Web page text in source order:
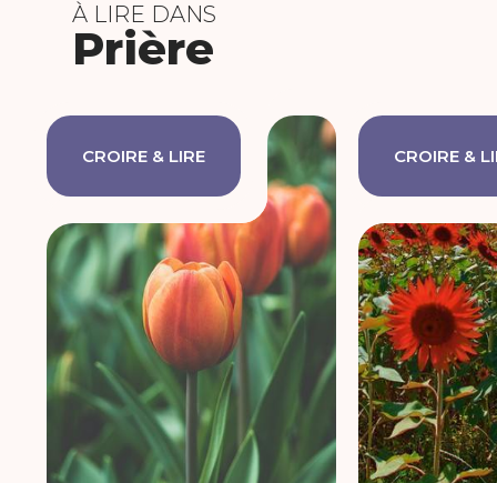
À LIRE DANS
Prière
CROIRE & LIRE CROIRE &